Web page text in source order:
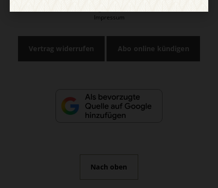
Impressum
Vertrag widerrufen Abo online kündigen
Nach oben